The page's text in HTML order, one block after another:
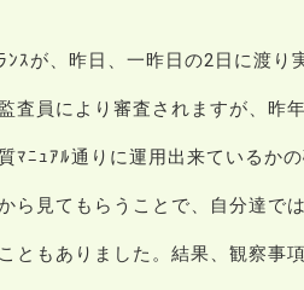
ｽが、昨日、一昨日の2日に渡り
査員により審査されますが、昨
ﾏﾆｭｱﾙ通りに運用出来ているか
ら見てもらうことで、自分達で
ともありました。結果、観察事項